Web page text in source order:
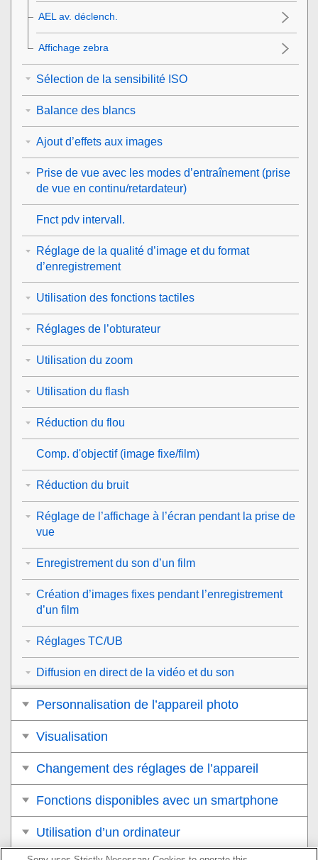
AEL av. déclench.
Affichage zebra
Sélection de la sensibilité ISO
Balance des blancs
Ajout d’effets aux images
Prise de vue avec les modes d’entraînement (prise
de vue en continu/retardateur)
Fnct pdv intervall.
Réglage de la qualité d’image et du format
d’enregistrement
Utilisation des fonctions tactiles
Réglages de l’obturateur
Utilisation du zoom
Utilisation du flash
Réduction du flou
Comp. d'objectif(image fixe/film)
Réduction du bruit
Réglage de l’affichage à l’écran pendant la prise de
vue
Enregistrement du son d’un film
Création d’images fixes pendant l’enregistrement
d’un film
Réglages TC/UB
Diffusion en direct de la vidéo et du son
Personnalisation de l’appareil photo
Visualisation
Changement des réglages de l’appareil
Fonctions disponibles avec un smartphone
Utilisation d’un ordinateur